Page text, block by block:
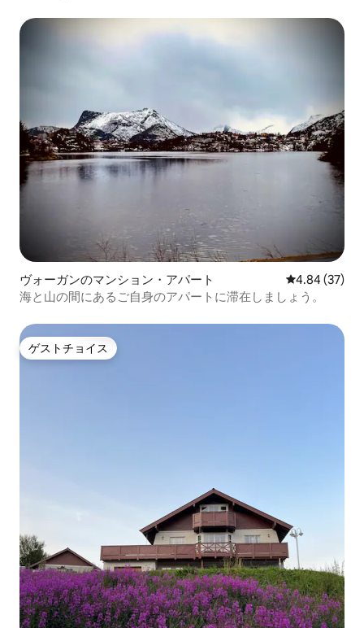
ヴォーガンのマンション・アパート レビュー37
4.84 (37)
海と山の間にあるご自身のアパートに滞在しましょう。
ゲストチョイス
ゲストチョイス